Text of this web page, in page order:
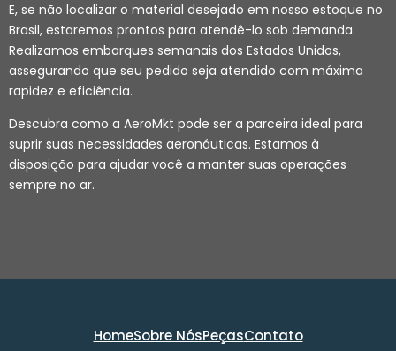
E, se não localizar o material desejado em nosso estoque no
Brasil, estaremos prontos para atendê-lo sob demanda.
Realizamos embarques semanais dos Estados Unidos,
assegurando que seu pedido seja atendido com máxima
rapidez e eficiência.
Descubra como a AeroMkt pode ser a parceira ideal para
suprir suas necessidades aeronáuticas. Estamos à
disposição para ajudar você a manter suas operações
sempre no ar.
HomeSobre NósPeçasContato